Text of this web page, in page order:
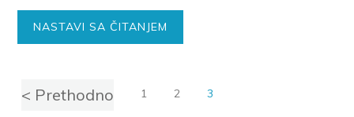
NASTAVI SA ČITANJEM
< Prethodno 1 2 3